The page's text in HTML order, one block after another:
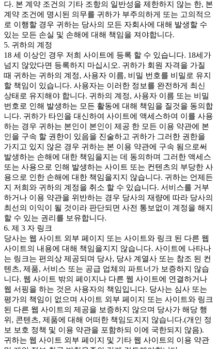
다. 본 계약 조건의 기타 조항의 일반성을 제한하지 않는 한, 본
계약 조건에 명시된 의무를 귀하가 부주의하게 또는 고의적으
로 이행할 경우 귀하는 당사의 모든 자회사에 대해 발생할 수
있는 모든 손실 및 손해에 대해 책임을 져야합니다.
5. 귀하의 계정
18 세 이상인 경우 저희 사이트에 등록 할 수 있습니다. 18세가
넘지 않았다면 등록하지 마십시오. 귀하가 회원 자격을 가질
때 귀하는 귀하의 계정, 사용자 이름, 비밀 번호를 비밀로 유지
할 책임이 있습니다. 사용자는 이러한 정보를 완전하게 최신
상태로 유지해야 합니다. 귀하의 계정, 사용자 이름 또는 비밀
번호로 인해 발생하는 모든 활동에 대해 책임을 질것을 동의합
니다. 귀하가 타인을 대신하여 사이트에 액세스하여 이를 사용
하는 경우 귀하는 본인이 본인이 제공 한 모든 이용 약관에 본
인을 구속 할 권한이 있음을 진술하고 귀하가 그러한 권한을
가지고 있지 않은 경우 귀하는 본 이용 약관에 구속 됨으로써
발생하는 손해에 대한 책임을지는 데 동의하며 그러한 액세스
또는 사용으로 인해 발생하는 사이트 또는 컨텐츠의 부당한 사
용으로 인한 손해에 대한 책임을지지 않습니다. 귀하는 언제든
지 저희와 귀하의 계정을 취소 할 수 있습니다. 서비스를 거부
하거나 이용 약관을 위반하는 경우 당사의 재량에 따라 당사의
최선의 이익이 될 것이라 판단되면 사전 통보없이 계정을 해지
할 수 있는 권리를 보유합니다.
6. 제 3 자 링크
당사는 웹 사이트 외부 페이지 또는 사이트와 링크 된 다른 웹
사이트의 내용에 대해 책임을지지 않습니다. 사이트에 나타나
는 링크는 편의상 제공되며 당사, 당사 계열사 또는 참조 된 컨
텐츠, 제품, 서비스 또는 공급 업체의 파트너가 보증하지 않습
니다. 웹 사이트 밖의 페이지나 다른 웹 사이트에 연결하거나
웹 서핑을 하는 것은 사용자의 책임입니다. 당사는 심사 또는
평가의 책임이 없으며 사이트 외부 페이지 또는 사이트와 링크
된 다른 웹 사이트의 제공을 보증하지 않으며 당사가 해당 행
위, 콘텐츠, 제품에 대해 어떠한 책임도지지 않습니다.(개인 정
보 보호 정책 및 이용 약관을 포함하되 이에 국한되지 않음).
귀하는 웹 사이트 외부 페이지 및 기타 웹 사이트의 이용 약관